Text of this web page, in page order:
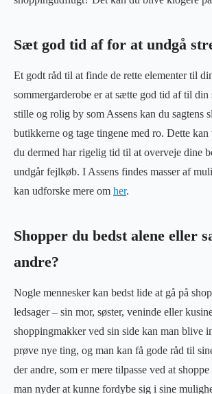
Sæt god tid af for at undgå
Et godt råd til at finde de rette elementer til
sommergarderobe er at sætte god tid af til din
stille og rolig by som Assens kan du sagtens
butikkerne og tage tingene med ro. Dette
du dermed har rigelig tid til at overveje dine
undgår fejlkøb. I Assens findes masser af
kan udforske mere om her.
Shopper du bedst alene eller
andre?
Nogle mennesker kan bedst lide at gå på
ledsager – sin mor, søster, veninde eller
shoppingmakker ved sin side kan man blive
prøve nye ting, og man kan få gode råd til
der andre, som er mere tilpasse ved at
man nyder at kunne fordybe sig i sine